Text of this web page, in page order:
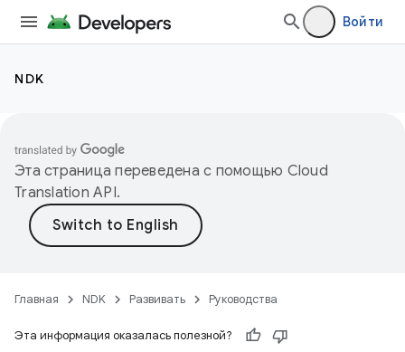
Войти
NDK
Эта страница переведена с помощью Cloud
Translation API.
Главная NDK Развивать Руководства
Эта информация оказалась полезной?